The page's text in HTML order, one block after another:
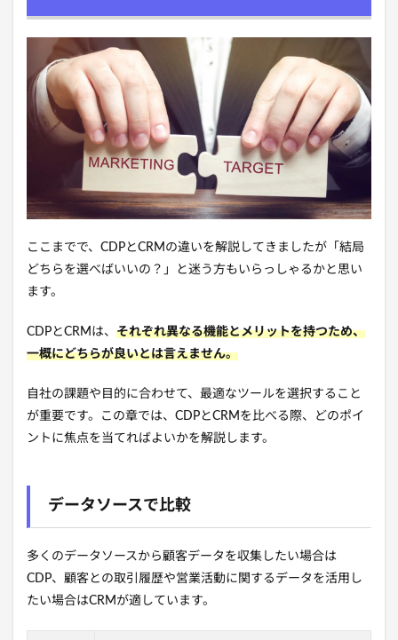
ここまでで、CDPとCRMの違いを解説してきましたが「結局
どちらを選べばいいの？」と迷う方もいらっしゃるかと思い
ます。
CDPとCRMは、 それぞれ異なる機能とメリットを持つため、
一概にどちらが良いとは言えません。
自社の課題や目的に合わせて、最適なツールを選択すること
が重要です。この章では、CDPとCRMを比べる際、どのポイ
ントに焦点を当てればよいかを解説します。
データソースで比較
多くのデータソースから顧客データを収集したい場合は
CDP、顧客との取引履歴や営業活動に関するデータを活用し
たい場合はCRMが適しています。